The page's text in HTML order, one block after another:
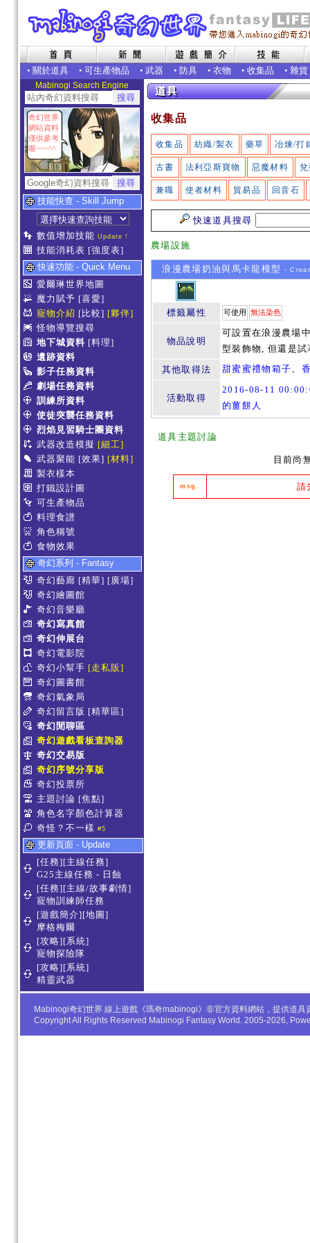
• 關於道具 • 可生產物品 • 武器 • 防具 • 衣物 • 收集品 • 雜貨
Mabinogi Search Engine
奇幻世界
網站資料
僅供參考
喔~~~^^
技能快查 - Skill Jump
數值增加技能 Update !
技能消耗表 [強度表]
快速功能 - Quick Menu
愛爾琳世界地圖
魔力賦予 [喜愛]
寵物介紹 [比較] [夥伴]
怪物導覽搜尋
地下城資料 [料理]
遺跡資料
影子任務資料
劇場任務資料
訓練所資料
使徒突襲任務資料
烈焰見習騎士團資料
武器改造模擬 [細工]
武器聚能 [效果] [材料]
製衣樣本
打鐵設計圖
可生產物品
料理食譜
角色稱號
食物效果
奇幻系列 - Fantasy
奇幻藝廊 [精華] [廣場]
奇幻繪圖館
奇幻音樂廳
奇幻寫真館
奇幻伸展台
奇幻電影院
奇幻小幫手 [走私販]
奇幻圖書館
奇幻氣象局
奇幻留言版 [精華區]
奇幻閒聊區
奇幻遊戲看板查詢器
奇幻交易版
奇幻序號分享版
奇幻投票所
主題討論 [焦點]
角色名字顏色計算器
奇怪？不一樣 #5
更新頁面 - Update
[任務][主線任務]
G25主線任務 - 日蝕
[任務][主線/故事劇情]
寵物訓練師任務
[遊戲簡介][地圖]
摩格梅爾
[攻略][系統]
寵物探險隊
[攻略][系統]
精靈武器
收集品
收集品 紡織/製衣 藥草 冶煉/打
古書 法利亞斯寶物 惡魔材料
兼職 使者材料 貿易品 回音石
快速道具搜尋
農場設施
浪漫農場奶油與馬卡龍模型 -
標籤屬性 可使用 無法染色
物品說明
可設置在浪漫農場
型裝飾物, 但還是
其他取得法
甜蜜蜜禮物箱子、
活動取得
2016-08-11
的薑餅人
道具主題討論
目前尚
msg. 請
Mabinogi奇幻世界 線上遊戲《瑪奇mabinogi》非官方資料網站，提供道
Copyright All Rights Reserved Mabinogi Fantasy World. 2005-2026,